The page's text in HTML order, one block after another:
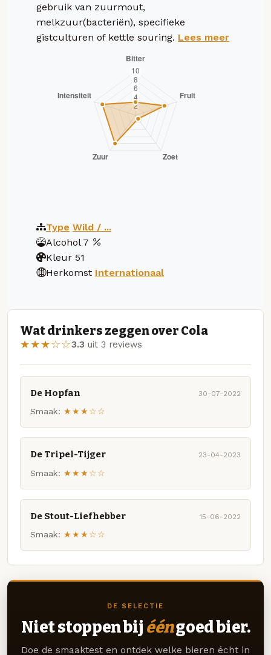
gebruik van zuurmout,
melkzuur(bacteriën), specifieke
gistculturen of kettle souring. Lees meer
Type Wild / ...
Alcohol 7
Kleur 51
Herkomst Internationaal
Wat drinkers zeggen over Cola
★★★☆☆3.3 uit 3 reviews
De Hopfan 30-07-2022
Smaak: ★★★☆☆
De Tripel-Tijger 23-04-2023
Smaak: ★★★☆☆
De Stout-Liefhebber 15-06-2022
Smaak: ★★★☆☆
DE SELECTIE
Niet stoppen bij ééngoed bier.
Doe de smaaktest en ontdek welke bieren écht in